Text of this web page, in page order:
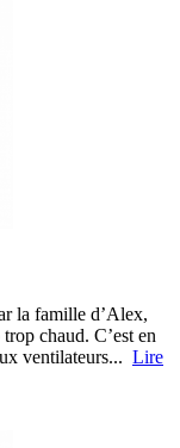
la famille d’Alex,
chaud. C’est en
ventilateurs... Lire